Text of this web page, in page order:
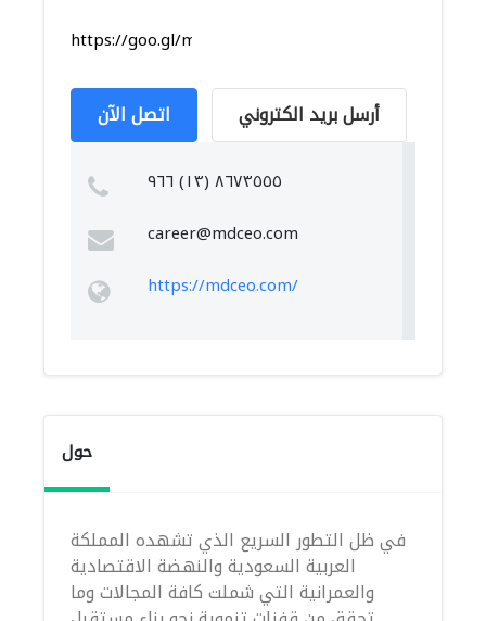
https://goo.gl/maps/w1YsVhUh1VDLF5Xs6
اتصل الآن أرسل بريد الكتروني
٨٦٧٣٥٥٥ (١٣) ٩٦٦
career@mdceo.com
https://mdceo.com/
حول
في ظل التطور السريع الذي تشهده المملكة
العربية السعودية والنهضة الاقتصادية
والعمرانية التي شملت كافة المجالات وما